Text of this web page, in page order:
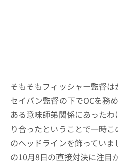
そもそもフィッシャー監督
セイバン監督の下でOCを務
ある意味師弟関係にあった
り合ったということで一時
のヘッドラインを飾ってい
の10月8日の直接対決に注目